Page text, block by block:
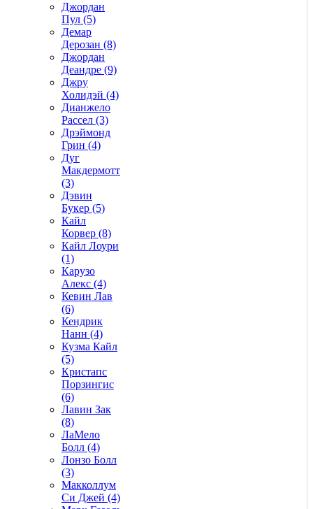
Джордан
Пул (5)
Демар
Дерозан (8)
Джордан
Деандре (9)
Джру
Холидэй (4)
Дианжело
Рассел (3)
Дрэймонд
Грин (4)
Дуг
Макдермотт
(3)
Дэвин
Букер (5)
Кайл
Корвер (8)
Кайл Лоури
(1)
Карузо
Алекс (4)
Кевин Лав
(6)
Кендрик
Нанн (4)
Кузма Кайл
(5)
Кристапс
Порзингис
(6)
Лавин Зак
(8)
ЛаМело
Болл (4)
Лонзо Болл
(3)
Макколлум
Си Джей (4)